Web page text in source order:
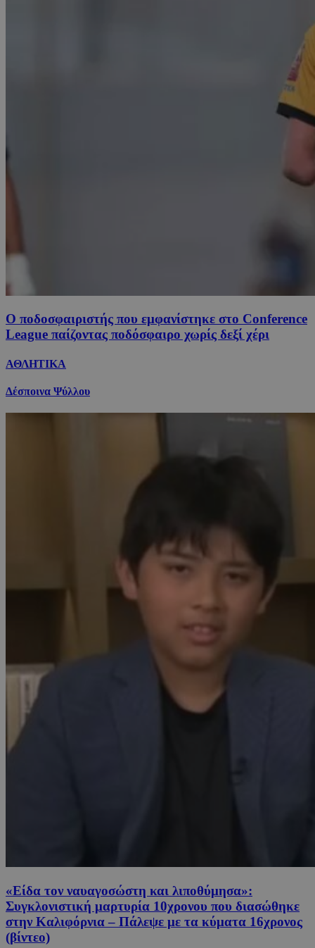
Ο ποδοσφαιριστής που εμφανίστηκε στο Conference
League παίζοντας ποδόσφαιρο χωρίς δεξί χέρι
ΑΘΛΗΤΙΚΑ
Δέσποινα Ψύλλου
«Είδα τον ναυαγοσώστη και λιποθύμησα»:
Συγκλονιστική μαρτυρία 10χρονου που διασώθηκε
στην Καλιφόρνια – Πάλεψε με τα κύματα 16χρονος
(βίντεο)